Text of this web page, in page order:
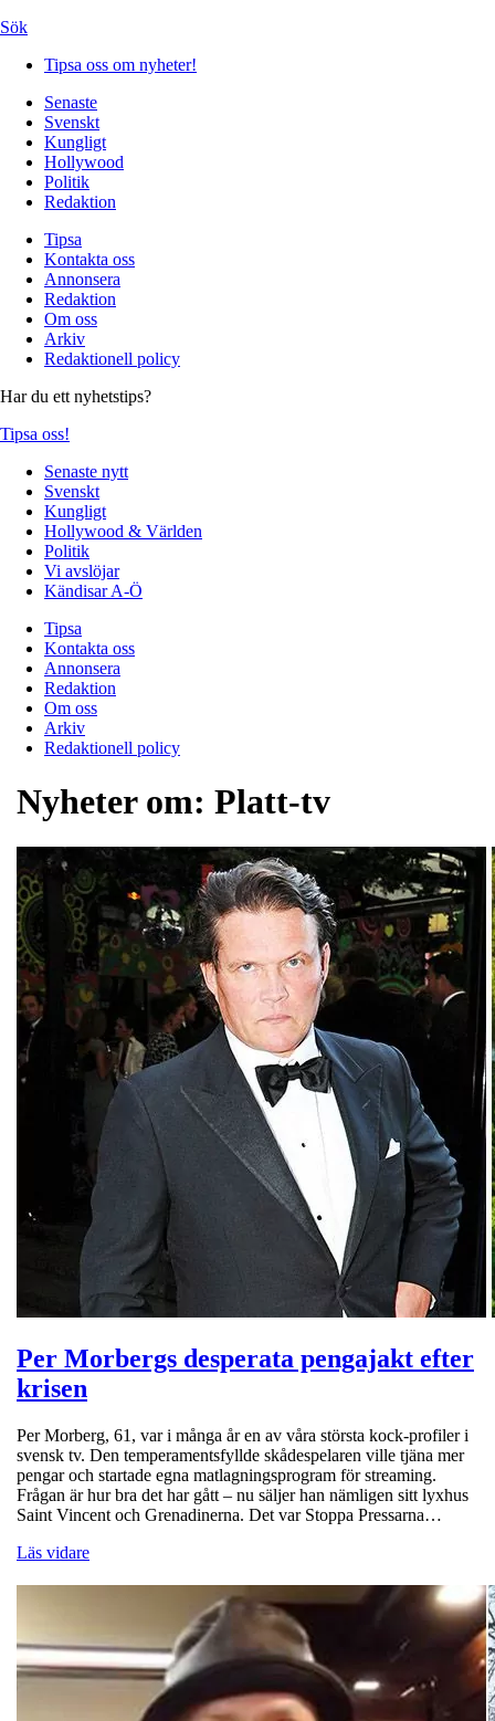
Sök
Tipsa oss om nyheter!
Senaste
Svenskt
Kungligt
Hollywood
Politik
Redaktion
Tipsa
Kontakta oss
Annonsera
Redaktion
Om oss
Arkiv
Redaktionell policy
Har du ett nyhetstips?
Tipsa oss!
Senaste nytt
Svenskt
Kungligt
Hollywood & Världen
Politik
Vi avslöjar
Kändisar A-Ö
Tipsa
Kontakta oss
Annonsera
Redaktion
Om oss
Arkiv
Redaktionell policy
Nyheter om: Platt-tv
Per Morbergs desperata pengajakt efter
krisen
Per Morberg, 61, var i många år en av våra största kock-profiler i
svensk tv. Den temperamentsfyllde skådespelaren ville tjäna mer
pengar och startade egna matlagningsprogram för streaming.
Frågan är hur bra det har gått – nu säljer han nämligen sitt lyxhus
Saint Vincent och Grenadinerna. Det var Stoppa Pressarna…
Läs vidare